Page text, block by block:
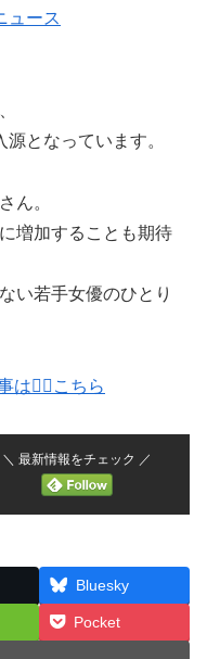
ュース
となっています。
さん。
増加することも期待
い若手女優のひとり
は💁‍♀️こちら
＼ 最新情報をチェック ／
Bluesky
Pocket